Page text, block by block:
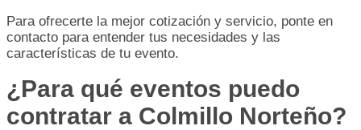
Para ofrecerte la mejor cotización y servicio, ponte en
contacto para entender tus necesidades y las
características de tu evento.
¿Para qué eventos puedo
contratar a Colmillo Norteño?